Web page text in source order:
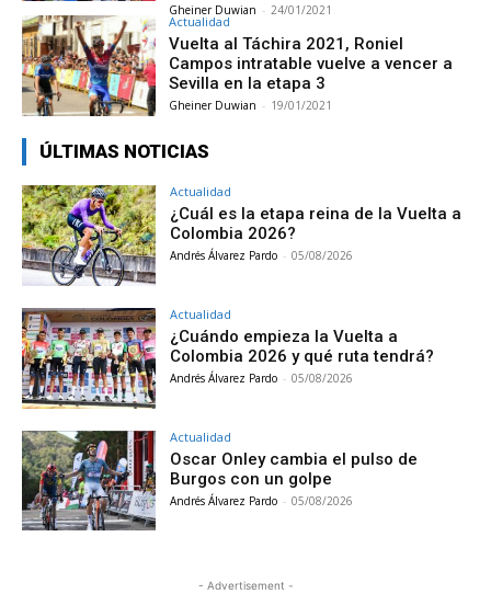
Gheiner Duwian - 24/01/2021
Actualidad
Vuelta al Táchira 2021, Roniel
Campos intratable vuelve a vencer a
Sevilla en la etapa 3
Gheiner Duwian - 19/01/2021
ÚLTIMAS NOTICIAS
Actualidad
¿Cuál es la etapa reina de la Vuelta a
Colombia 2026?
Andrés Álvarez Pardo - 05/08/2026
Actualidad
¿Cuándo empieza la Vuelta a
Colombia 2026 y qué ruta tendrá?
Andrés Álvarez Pardo - 05/08/2026
Actualidad
Oscar Onley cambia el pulso de
Burgos con un golpe
Andrés Álvarez Pardo - 05/08/2026
- Advertisement -